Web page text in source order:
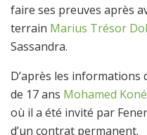
faire ses preuves après
terrain Marius Trésor
Sassandra.
D’après les informations
de 17 ans Mohamed Koné
où il a été invité par
d’un contrat permanent.